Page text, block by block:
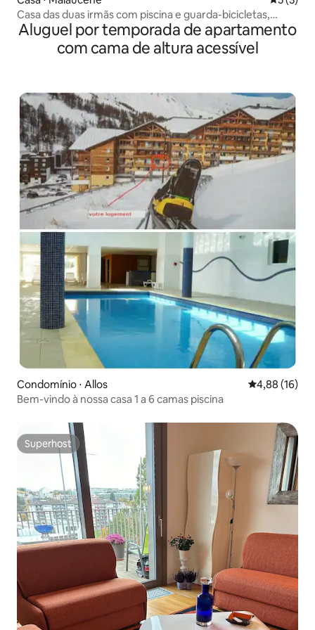
Casa das duas irmãs com piscina e guarda-bicicletas,
Mont-Ventoux
Aluguel por temporada de apartamento
com cama de altura acessível
Condomínio ⋅ Allos 4,88 de uma
4,88 (16)
Bem-vindo à nossa casa 1 a 6 camas piscina
Superhost
Superhost